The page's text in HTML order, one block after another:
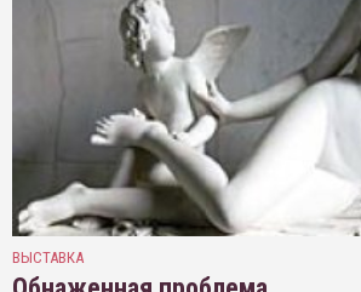
ВЫСТАВКА